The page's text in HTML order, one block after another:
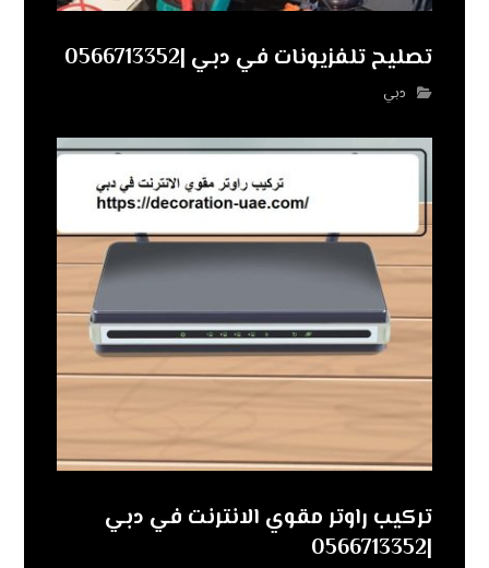
تصليح تلفزيونات في دبي |0566713352
دبي
تركيب راوتر مقوي الانترنت في دبي
|0566713352